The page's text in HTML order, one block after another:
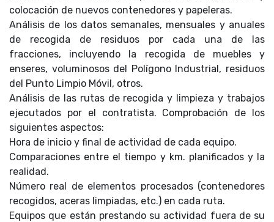
colocación de nuevos contenedores y papeleras.
Análisis de los datos semanales, mensuales y anuales
de recogida de residuos por cada una de las
fracciones, incluyendo la recogida de muebles y
enseres, voluminosos del Polígono Industrial, residuos
del Punto Limpio Móvil, otros.
Análisis de las rutas de recogida y limpieza y trabajos
ejecutados por el contratista. Comprobación de los
siguientes aspectos:
Hora de inicio y final de actividad de cada equipo.
Comparaciones entre el tiempo y km. planificados y la
realidad.
Número real de elementos procesados (contenedores
recogidos, aceras limpiadas, etc.) en cada ruta.
Equipos que están prestando su actividad fuera de su